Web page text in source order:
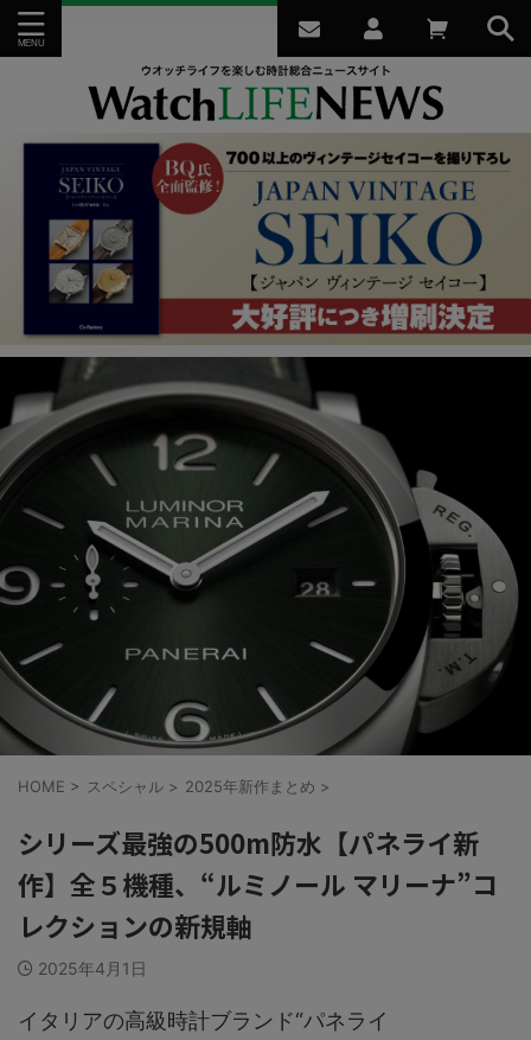
HOME > スペシャル > 2025年新作まとめ >
シリーズ最強の500m防水【パネライ新
作】全５機種、“ルミノール マリーナ”コ
レクションの新規軸
2025年4月1日
イタリアの高級時計ブランド“パネライ